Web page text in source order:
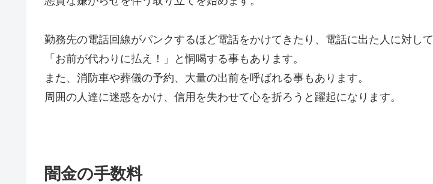
勤務先の電話回線がパンクするほど電話をかけてきたり、電話に出た人に対して
「お前が代わりに払え！」と恫喝する事もあります。
また、消防車や葬儀の予約、大量の出前を呼ばれる事もあります。
周囲の人達に迷惑をかけ、信用を失わせて心を折ろうと躍起になります。
闇金の手数料